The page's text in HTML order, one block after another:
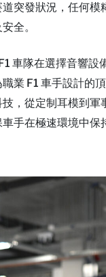
突發狀況，任何模
全。
車隊在選擇音響設
業 F1 車手設計的
，從定制耳模到軍
手在極速環境中保